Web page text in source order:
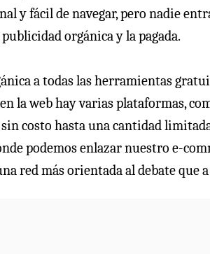
y fácil de navegar, pero nadie
orgánica y la pagada.
a todas las herramientas
la web hay varias plataformas,
costo hasta una cantidad
podemos enlazar nuestro e-
red más orientada al debate que